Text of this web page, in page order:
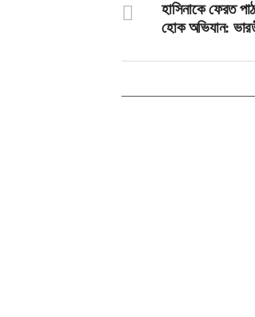
হাসিনাকে ফেরত
হোক অভিযান: